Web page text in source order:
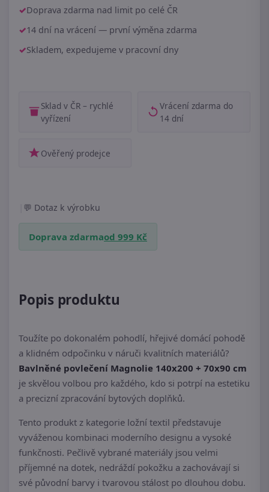
Doprava zdarma nad limit po celé ČR
14 dní na vrácení — první výměna zdarma
Skladem, expedujeme v pracovní dny
Sklad v ČR – rychlé
vyřízení
Vrácení zdarma do
14 dní
Ověřený prodejce
Dotaz k výrobku
Doprava zdarmaod 999 Kč
Popis produktu
Toužíte po dokonalém pohodlí, hřejivé domácí pohodě
a klidném odpočinku v náruči kvalitních materiálů?
Bavlněné povlečení Magnolie 140x200 + 70x90 cm
je skvělou volbou pro každého, kdo si potrpí na estetiku
a precizní zpracování bytových doplňků.
Tento produkt z kategorie ložní textil představuje
vyváženou kombinaci moderního designu a vysoké
funkčnosti. Pečlivě vybrané materiály jsou velmi
příjemné na dotek, nedráždí pokožku a zachovávají si
své původní barvy i tvarovou stálost po dlouhou dobu.